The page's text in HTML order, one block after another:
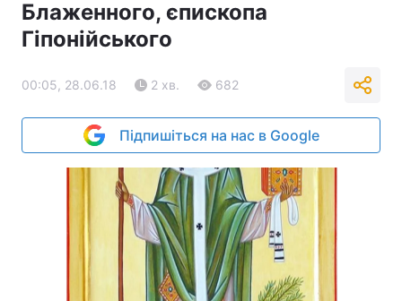
Блаженного, єпископа
Гіпонійського
00:05, 28.06.18 2 хв. 682
Підпишіться на нас в Google